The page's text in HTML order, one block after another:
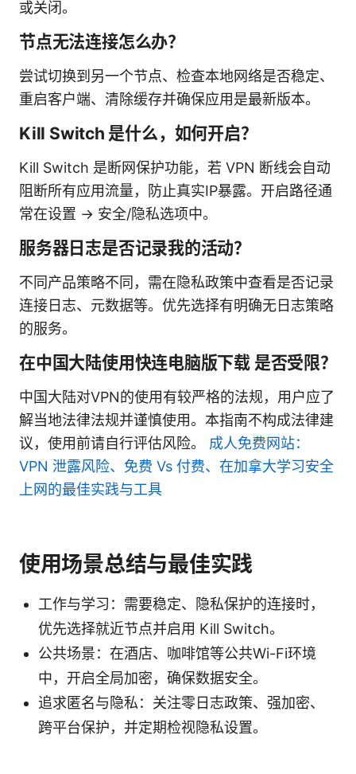
或关闭。
节点无法连接怎么办？
尝试切换到另一个节点、检查本地网络是否稳定、
重启客户端、清除缓存并确保应用是最新版本。
Kill Switch 是什么，如何开启？
Kill Switch 是断网保护功能，若 VPN 断线会自动
阻断所有应用流量，防止真实IP暴露。开启路径通
常在设置 -> 安全/隐私选项中。
服务器日志是否记录我的活动？
不同产品策略不同，需在隐私政策中查看是否记录
连接日志、元数据等。优先选择有明确无日志策略
的服务。
在中国大陆使用快连电脑版下载 是否受限？
中国大陆对VPN的使用有较严格的法规，用户应了
解当地法律法规并谨慎使用。本指南不构成法律建
议，使用前请自行评估风险。 成人免费网站：
VPN 泄露风险、免费 Vs 付费、在加拿大学习安全
上网的最佳实践与工具
使用场景总结与最佳实践
工作与学习：需要稳定、隐私保护的连接时，
优先选择就近节点并启用 Kill Switch。
公共场景：在酒店、咖啡馆等公共Wi-Fi环境
中，开启全局加密，确保数据安全。
追求匿名与隐私：关注零日志政策、强加密、
跨平台保护，并定期检视隐私设置。